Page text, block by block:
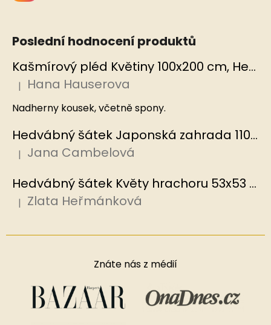
Poslední hodnocení produktů
Kašmírový pléd Květiny 100x200 cm, Hedvábný svět
Hodnocení produktu je 5 z 5 hvězdiček.
| Hana Hauserova
Nadherny kousek, včetně spony.
Hedvábný šátek Japonská zahrada 110x110 cm v dárkovém balení, HEDVÁBNÝ SVĚT
Hodnocení produktu je 5 z 5 hvězdiček.
| Jana Cambelová
Hedvábný šátek Květy hrachoru 53x53 cm v dárkovém balení, HEDVÁBNÝ SVĚT
Hodnocení produktu je 5 z 5 hvězdiček.
| Zlata Heřmánková
Znáte nás z médií